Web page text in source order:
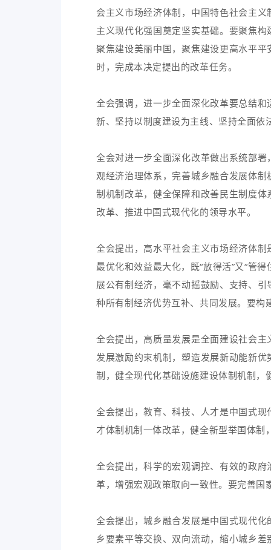
会主义市场经济体制，中国特色社会主
主义现代化强国奠定坚实基础。要聚焦
聚焦建设美丽中国，聚焦建设更高水平
时，完成本决定提出的改革任务。
全会强调，进一步全面深化改革要总结
新、坚持以制度建设为主线、坚持全面依
全会对进一步全面深化改革做出系统部
观经济治理体系，完善城乡融合发展体
制机制改革，健全保障和改善民生制度
改革、推进中国式现代化的领导水平。
全会提出，高水平社会主义市场经济体
最优化和效益最大化，既“放得活”又“管
展公有制经济，毫不动摇鼓励、支持、
种所有制经济优势互补、共同发展。要
全会提出，高质量发展是全面建设社会
发展激励约束机制，塑造发展新动能新
制，健全现代化基础设施建设体制机制
全会提出，教育、科技、人才是中国式
才体制机制一体改革，健全新型举国体
全会提出，科学的宏观调控、有效的政
革，增强宏观政策取向一致性。要完善
全会提出，城乡融合发展是中国式现代
乡要素平等交换、双向流动，缩小城乡